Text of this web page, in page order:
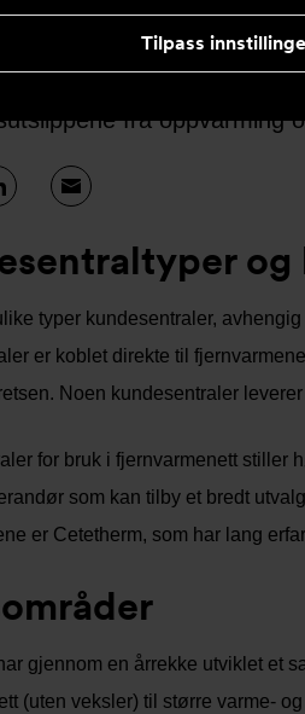
Tilpass
er enheter som
en bolig. De er viktige for
fra oppvarming
og
typer kundesentraler,
er koblet direkte til
Noen kundesentraler
for bruk i fjernvarmenett stiller
som kan tilby et bredt
er Cetetherm, som har lang
gjennom en årrekke utviklet et
(uten veksler) til større varme-